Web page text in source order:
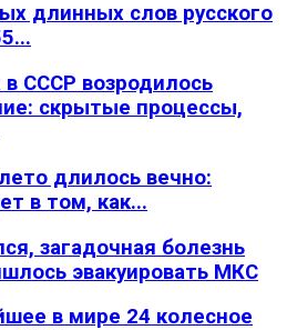
длинных слов русского
в СССР возродилось
скрытые процессы,
длилось вечно:
в том, как...
загадочная болезнь
эвакуировать МКС
в мире 24 колесное